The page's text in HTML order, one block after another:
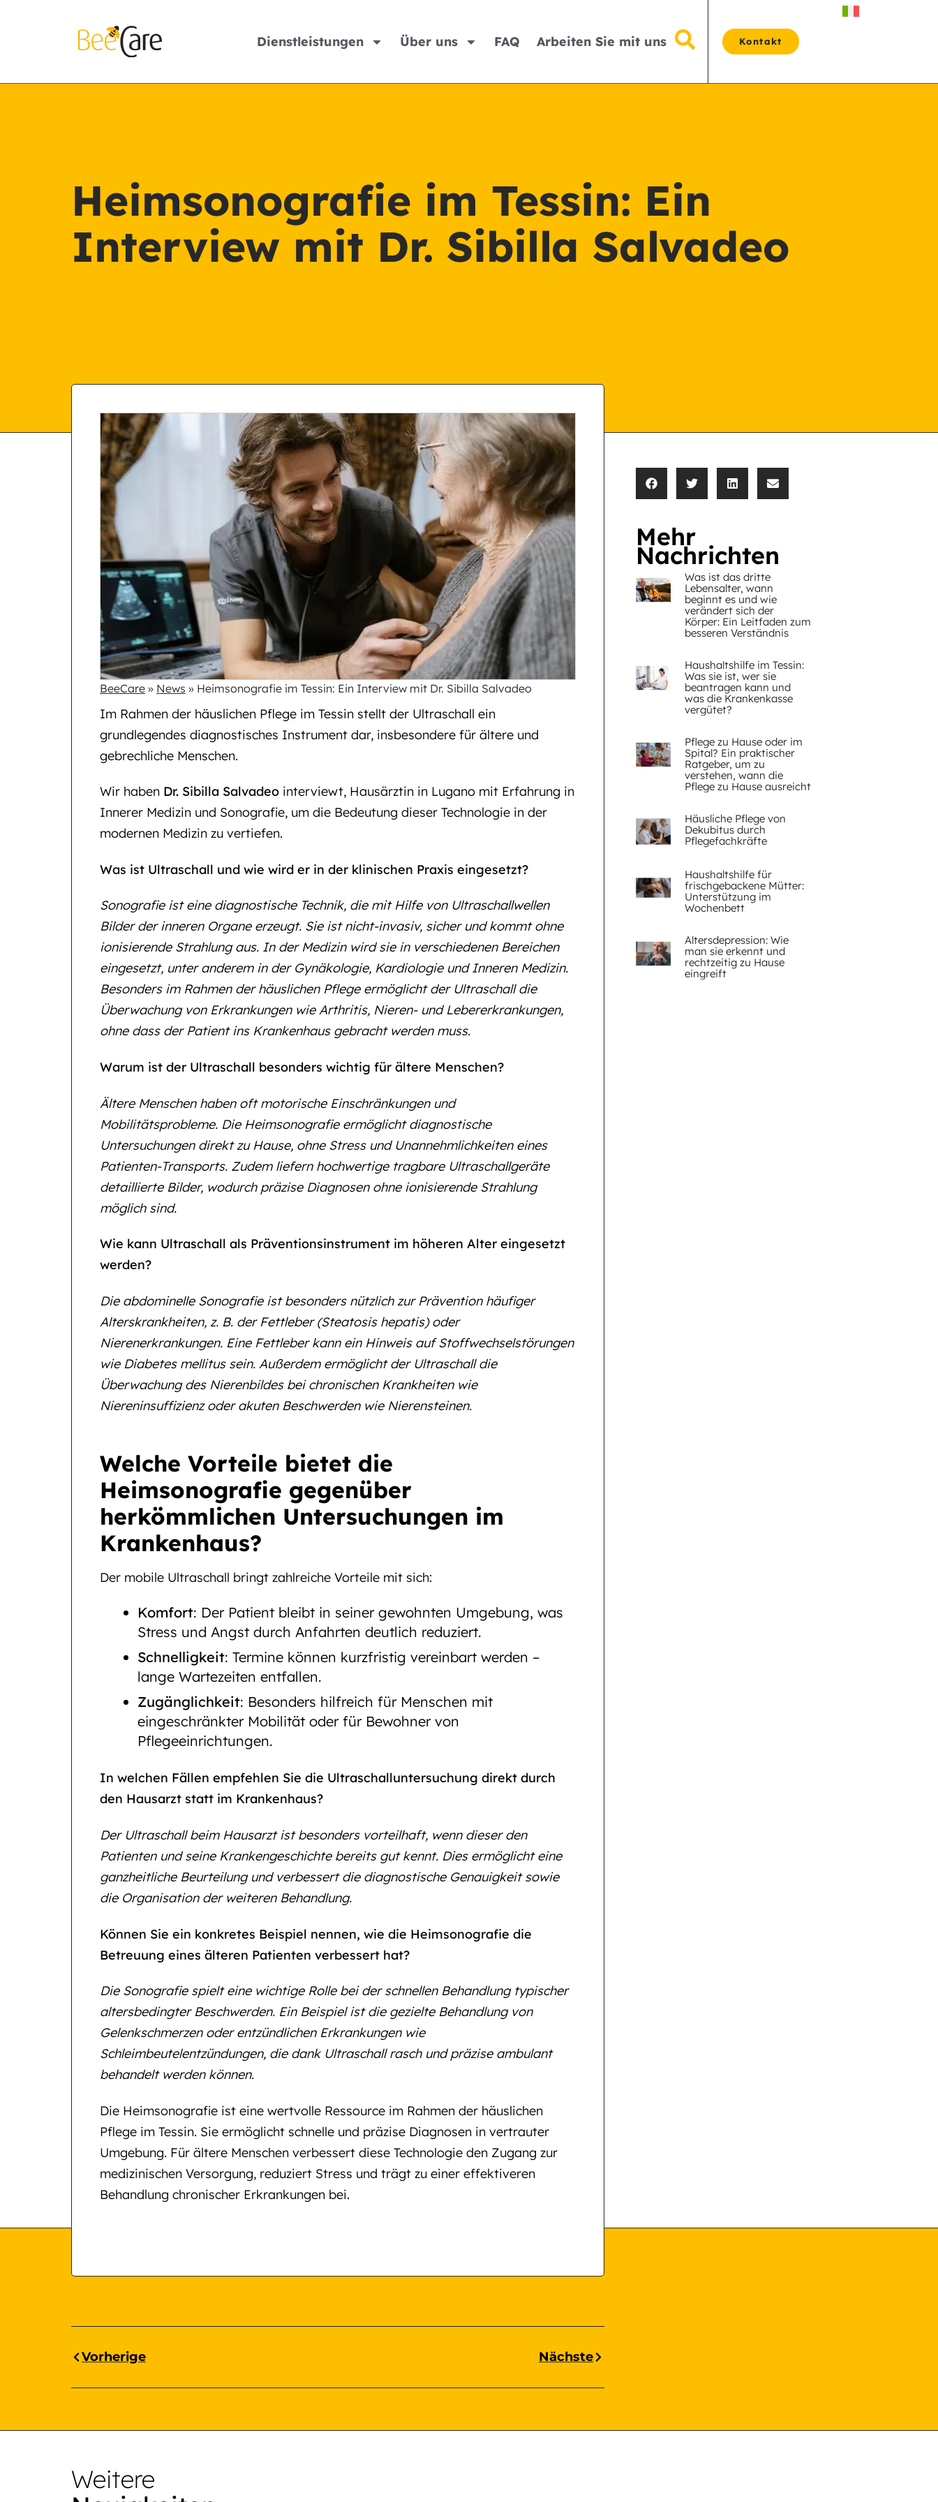
Dienstleistungen Über uns FAQ Arbeiten Sie mit uns Kontakt
Heimsonografie im Tessin: Ein
Interview mit Dr. Sibilla Salvadeo
BeeCare » News » Heimsonografie im Tessin: Ein Interview mit Dr. Sibilla Salvadeo
Im Rahmen der häuslichen Pflege im Tessin stellt der Ultraschall ein
grundlegendes diagnostisches Instrument dar, insbesondere für ältere und
gebrechliche Menschen.
Wir haben Dr. Sibilla Salvadeo interviewt, Hausärztin in Lugano mit Erfahrung in
Innerer Medizin und Sonografie, um die Bedeutung dieser Technologie in der
modernen Medizin zu vertiefen.
Was ist Ultraschall und wie wird er in der klinischen Praxis eingesetzt?
Sonografie ist eine diagnostische Technik, die mit Hilfe von Ultraschallwellen
Bilder der inneren Organe erzeugt. Sie ist nicht-invasiv, sicher und kommt ohne
ionisierende Strahlung aus. In der Medizin wird sie in verschiedenen Bereichen
eingesetzt, unter anderem in der Gynäkologie, Kardiologie und Inneren Medizin.
Besonders im Rahmen der häuslichen Pflege ermöglicht der Ultraschall die
Überwachung von Erkrankungen wie Arthritis, Nieren- und Lebererkrankungen,
ohne dass der Patient ins Krankenhaus gebracht werden muss.
Warum ist der Ultraschall besonders wichtig für ältere Menschen?
Ältere Menschen haben oft motorische Einschränkungen und
Mobilitätsprobleme. Die Heimsonografie ermöglicht diagnostische
Untersuchungen direkt zu Hause, ohne Stress und Unannehmlichkeiten eines
Patienten-Transports. Zudem liefern hochwertige tragbare Ultraschallgeräte
detaillierte Bilder, wodurch präzise Diagnosen ohne ionisierende Strahlung
möglich sind.
Wie kann Ultraschall als Präventionsinstrument im höheren Alter eingesetzt
werden?
Die abdominelle Sonografie ist besonders nützlich zur Prävention häufiger
Alterskrankheiten, z. B. der Fettleber (Steatosis hepatis) oder
Nierenerkrankungen. Eine Fettleber kann ein Hinweis auf Stoffwechselstörungen
wie Diabetes mellitus sein. Außerdem ermöglicht der Ultraschall die
Überwachung des Nierenbildes bei chronischen Krankheiten wie
Niereninsuffizienz oder akuten Beschwerden wie Nierensteinen.
Welche Vorteile bietet die
Heimsonografie gegenüber
herkömmlichen Untersuchungen im
Krankenhaus?
Der mobile Ultraschall bringt zahlreiche Vorteile mit sich:
Komfort: Der Patient bleibt in seiner gewohnten Umgebung, was
Stress und Angst durch Anfahrten deutlich reduziert.
Schnelligkeit: Termine können kurzfristig vereinbart werden –
lange Wartezeiten entfallen.
Zugänglichkeit: Besonders hilfreich für Menschen mit
eingeschränkter Mobilität oder für Bewohner von
Pflegeeinrichtungen.
In welchen Fällen empfehlen Sie die Ultraschalluntersuchung direkt durch
den Hausarzt statt im Krankenhaus?
Der Ultraschall beim Hausarzt ist besonders vorteilhaft, wenn dieser den
Patienten und seine Krankengeschichte bereits gut kennt. Dies ermöglicht eine
ganzheitliche Beurteilung und verbessert die diagnostische Genauigkeit sowie
die Organisation der weiteren Behandlung.
Können Sie ein konkretes Beispiel nennen, wie die Heimsonografie die
Betreuung eines älteren Patienten verbessert hat?
Die Sonografie spielt eine wichtige Rolle bei der schnellen Behandlung typischer
altersbedingter Beschwerden. Ein Beispiel ist die gezielte Behandlung von
Gelenkschmerzen oder entzündlichen Erkrankungen wie
Schleimbeutelentzündungen, die dank Ultraschall rasch und präzise ambulant
behandelt werden können.
Die Heimsonografie ist eine wertvolle Ressource im Rahmen der häuslichen
Pflege im Tessin. Sie ermöglicht schnelle und präzise Diagnosen in vertrauter
Umgebung. Für ältere Menschen verbessert diese Technologie den Zugang zur
medizinischen Versorgung, reduziert Stress und trägt zu einer effektiveren
Behandlung chronischer Erkrankungen bei.
Mehr
Nachrichten
Was ist das dritte
Lebensalter, wann
beginnt es und wie
verändert sich der
Körper: Ein Leitfaden zum
besseren Verständnis
Haushaltshilfe im Tessin:
Was sie ist, wer sie
beantragen kann und
was die Krankenkasse
vergütet?
Pflege zu Hause oder im
Spital? Ein praktischer
Ratgeber, um zu
verstehen, wann die
Pflege zu Hause ausreicht
Häusliche Pflege von
Dekubitus durch
Pflegefachkräfte
Haushaltshilfe für
frischgebackene Mütter:
Unterstützung im
Wochenbett
Altersdepression: Wie
man sie erkennt und
rechtzeitig zu Hause
eingreift
Vorherige Nächste
Weitere